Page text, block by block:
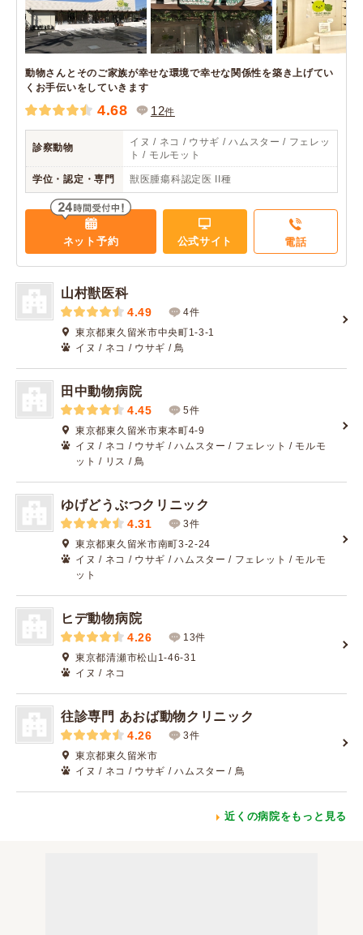
動物さんとそのご家族が幸せな環境で幸せな関係性を築き上げてい
くお手伝いをしていきます
4.68 12件
診察動物
イヌ / ネコ / ウサギ / ハムスター / フェレッ
ト / モルモット
学位・認定・専門 獣医腫瘍科認定医 II種
ネット予約 公式サイト 電話
山村獣医科
4.49
4件
東京都東久留米市中央町1-3-1
イヌ / ネコ / ウサギ / 鳥
田中動物病院
4.45
5件
東京都東久留米市東本町4-9
イヌ / ネコ / ウサギ / ハムスター / フェレット / モルモ
ット / リス / 鳥
ゆげどうぶつクリニック
4.31
3件
東京都東久留米市南町3-2-24
イヌ / ネコ / ウサギ / ハムスター / フェレット / モルモ
ット
ヒデ動物病院
4.26
13件
東京都清瀬市松山1-46-31
イヌ / ネコ
往診専門 あおば動物クリニック
4.26
3件
東京都東久留米市
イヌ / ネコ / ウサギ / ハムスター / 鳥
近くの病院をもっと見る